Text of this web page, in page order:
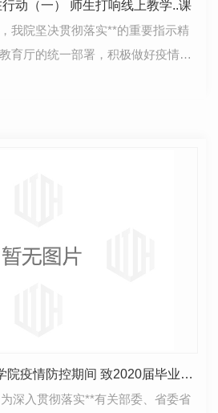
行动（一） 师生打响线上教学..课
我院坚决贯彻落实**的重要指示精
育厅的统一部署，积极做好疫情防
做到“两手抓”、“两手硬”…
哈尔滨应用职业技术学院疫情防控期间 致2020届毕业生的一封信
深入贯彻落实**有关部委、省委省